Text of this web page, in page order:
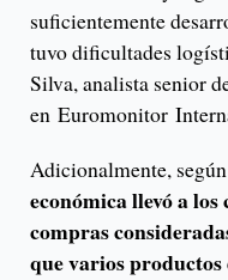
suficientemente
tuvo dificultades
Silva, analista senior
en Euromonitor
Adicionalmente,
económica llevó a
compras
que varios productos